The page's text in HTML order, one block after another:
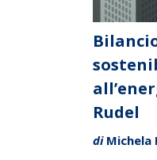
Rudel
diMichela